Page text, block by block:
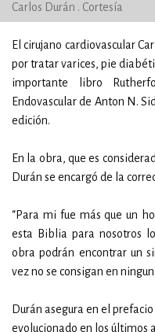
Carlos Durán . Cortesía
El cirujano cardiovascular
por tratar varices, pie
importante libro
Endovascular de Anton N.
edición.
En la obra, que es
Durán se encargó de la
“Para mi fue más que un
esta Biblia para nosotros
obra podrán encontrar un
vez no se consigan en
Durán asegura en el
evolucionado en los últimos